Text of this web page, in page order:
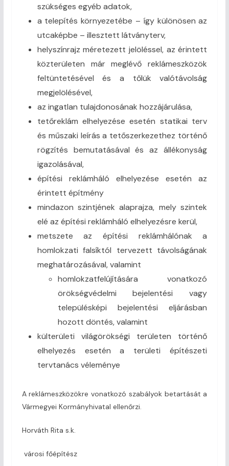
szükséges egyéb adatok,
a telepítés környezetébe – így különösen az
utcaképbe – illesztett látványterv,
helyszínrajz méretezett jelöléssel, az érintett
közterületen már meglévő reklámeszközök
feltüntetésével és a tőlük valótávolság
megjelölésével,
az ingatlan tulajdonosának hozzájárulása,
tetőreklám elhelyezése esetén statikai terv
és műszaki leírás a tetőszerkezethez történő
rögzítés bemutatásával és az állékonyság
igazolásával,
építési reklámháló elhelyezése esetén az
érintett építmény
mindazon szintjének alaprajza, mely szintek
elé az építési reklámháló elhelyezésre kerül,
metszete az építési reklámhálónak a
homlokzati falsíktól tervezett távolságának
meghatározásával, valamint
homlokzatfelújítására vonatkozó
örökségvédelmi bejelentési vagy
településképi bejelentési eljárásban
hozott döntés, valamint
külterületi világörökségi területen történő
elhelyezés esetén a területi építészeti
tervtanács véleménye
A reklámeszközökre vonatkozó szabályok betartását a
Vármegyei Kormányhivatal ellenőrzi.
Horváth Rita s.k.
városi főépítész